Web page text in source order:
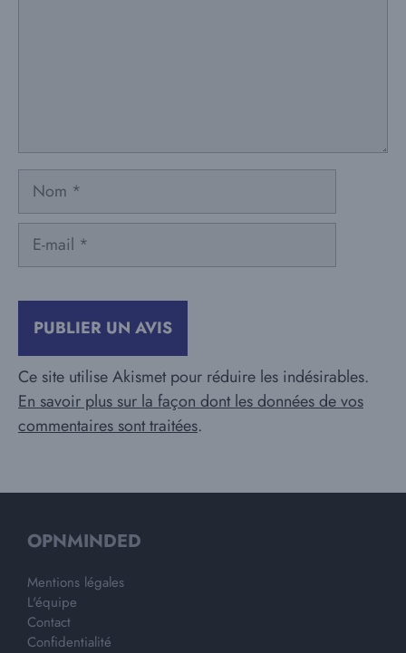
Nom
mail
Ce site utilise Akismet pour réduire les indésirables.
En savoir plus sur la façon dont les données de vos
commentaires sont traitées.
OPNMINDED
Mentions légales
L'équipe
Contact
Confidentialité